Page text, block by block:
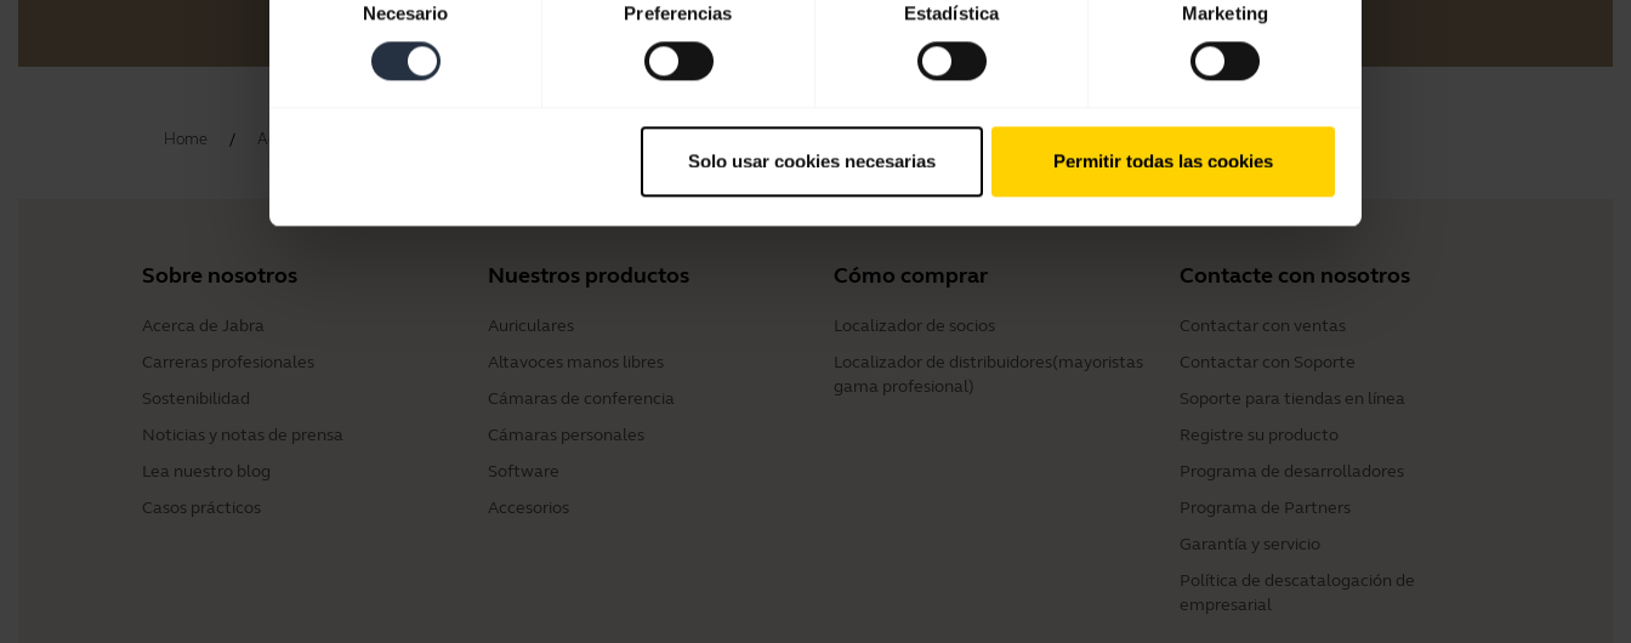
consentimiento
Necesario Preferencias Estadística Marketing
Solo usar cookies necesarias Permitir todas las cookies
Home Accesorios
Sobre nosotros
Acerca de Jabra
Carreras profesionales
Sostenibilidad
Noticias y notas de prensa
Lea nuestro blog
Casos prácticos
Nuestros productos
Auriculares
Altavoces manos libres
Cámaras de conferencia
Cámaras personales
Software
Accesorios
Cómo comprar
Localizador de socios
Localizador de distribuidores(mayoristas
gama profesional)
Contacte con nosotros
Contactar con ventas
Contactar con Soporte
Soporte para tiendas en línea
Registre su producto
Programa de desarrolladores
Programa de Partners
Garantía y servicio
Política de descatalogación de
empresarial